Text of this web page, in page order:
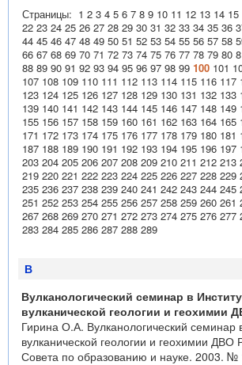
Страницы: 1 2 3 4 5 6 7 8 9 10 11 12 13 14 15
22 23 24 25 26 27 28 29 30 31 32 33 34 35 36
44 45 46 47 48 49 50 51 52 53 54 55 56 57 58
66 67 68 69 70 71 72 73 74 75 76 77 78 79 80
88 89 90 91 92 93 94 95 96 97 98 99 100 101
107 108 109 110 111 112 113 114 115 116 117
123 124 125 126 127 128 129 130 131 132 133
139 140 141 142 143 144 145 146 147 148 149
155 156 157 158 159 160 161 162 163 164 165
171 172 173 174 175 176 177 178 179 180 181
187 188 189 190 191 192 193 194 195 196 197
203 204 205 206 207 208 209 210 211 212 213
219 220 221 222 223 224 225 226 227 228 229
235 236 237 238 239 240 241 242 243 244 245
251 252 253 254 255 256 257 258 259 260 261
267 268 269 270 271 272 273 274 275 276 277
283 284 285 286 287 288 289
В
Вулканологический семинар в
вулканической геологии и геохимии
Гирина О.А. Вулканологический семинар
вулканической геологии и геохимии
Совета по образованию и науке. 2003.